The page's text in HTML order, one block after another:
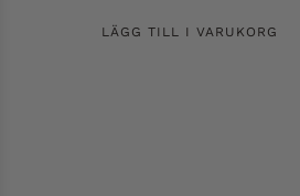
LÄGG TILL I VARUKORG